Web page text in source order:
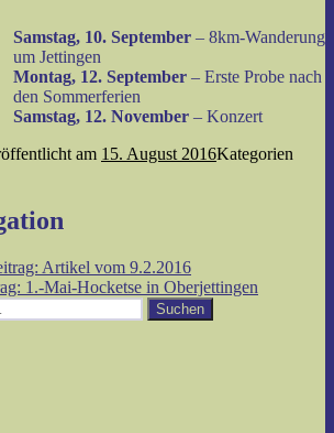
Samstag, 10. September – 8km-Wanderung
um Jettingen
Montag, 12. September – Erste Probe nach
den Sommerferien
Samstag, 12. November – Konzert
am 15. August 2016Kategorien
Artikel vom 9.2.2016
1.-Mai-Hocketse in Oberjettingen
Suchen